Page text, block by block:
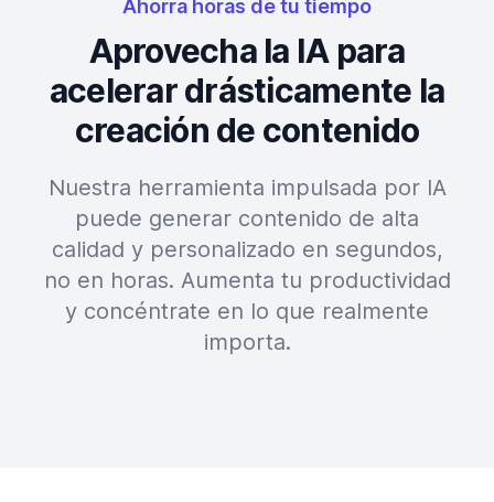
Ahorra horas de tu tiempo
Aprovecha la IA para
acelerar drásticamente la
creación de contenido
Nuestra herramienta impulsada por IA
puede generar contenido de alta
calidad y personalizado en segundos,
no en horas. Aumenta tu productividad
y concéntrate en lo que realmente
importa.